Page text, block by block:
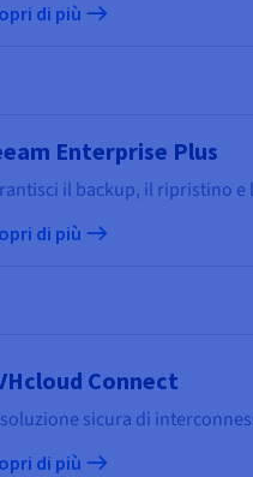
di più
Enterprise Plus
il backup, il ripristino
di più
Connect
sicura di
di più